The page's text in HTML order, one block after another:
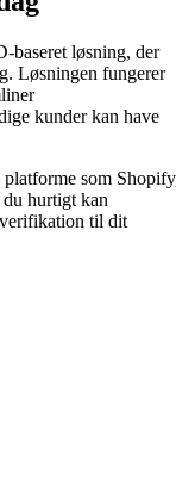
baseret løsning, der
Løsningen fungerer
kunder kan have
som
du hurtigt kan
til dit